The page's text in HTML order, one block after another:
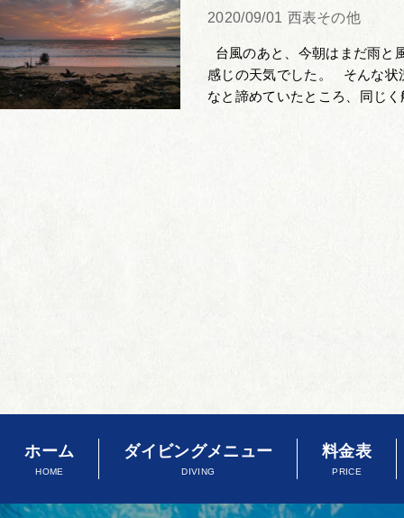
2020/09/01 西表その他
台風のあと、今朝はまだ雨と
感じの天気でした。 そんな状
なと諦めていたところ、同じ
ホーム
HOME
ダイビングメニュー
DIVING
料金表
PRICE